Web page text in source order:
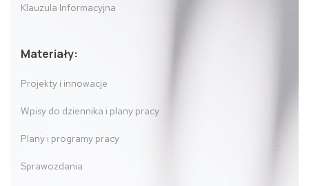
Klauzula Informacyjna
Materiały:
Projekty i innowacje
Wpisy do dziennika i plany pracy
Plany i programy pracy
Sprawozdania